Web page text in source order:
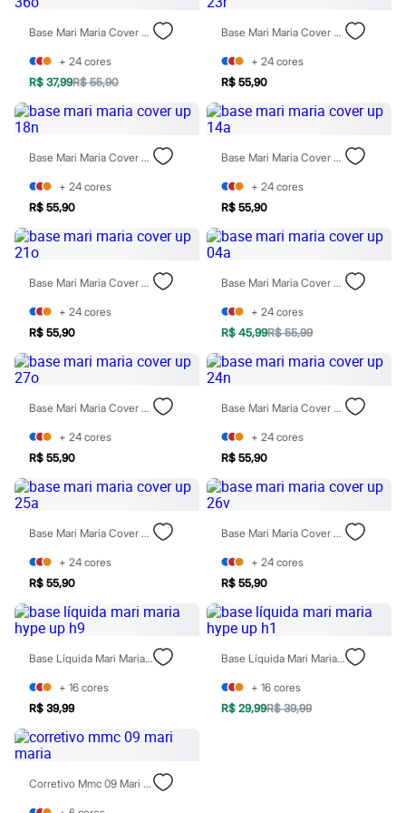
Chinelos
Sapatos
Sandálias e Papetes
Tênis
Moda esportiva
Acessórios
Bermudas
Camisetas
Calças
Calçados
Moda íntima
Cuecas
Pijamas
Moda praia
Plus size
Blusas e Camisetas
Calças
Camisas
Casacos e Jaquetas
Jeans
Moda esportiva
Shorts e Bermudas
Todos os produtos
Infantil
Em alta
Arrumadinho para os meninos
Romântico para as meninas
Inverno
Novidades
Roupas menina
1 a 5 anos
4 a 12 anos
Roupas menino
0 a 24 meses
4 a 12 anos
10 a 16 anos
Acessórios
Recém-nascido
Bolsas e Mochilas
Chapéus
Calçados
Botas
Chinelos
Pantufas
Base Mari Maria Cover Up 36o
+ 24 cores
R$ 37,99R$ 55,90
Base Mari Maria Cover Up 23r
+ 24 cores
R$ 55,90
Base Mari Maria Cover Up 18n
+ 24 cores
R$ 55,90
Base Mari Maria Cover Up 14a
+ 24 cores
R$ 55,90
Base Mari Maria Cover Up 21o
+ 24 cores
R$ 55,90
Base Mari Maria Cover Up 04a
+ 24 cores
R$ 45,99R$ 55,99
Base Mari Maria Cover Up 27o
+ 24 cores
R$ 55,90
Base Mari Maria Cover Up 24n
+ 24 cores
R$ 55,90
Base Mari Maria Cover Up 25a
+ 24 cores
R$ 55,90
Base Mari Maria Cover Up 26v
+ 24 cores
R$ 55,90
Base Líquida Mari Maria Hype Up H9
+ 16 cores
R$ 39,99
Base Líquida Mari Maria Hype Up H1
+ 16 cores
R$ 29,99R$ 39,99
Corretivo Mmc 09 Mari Maria